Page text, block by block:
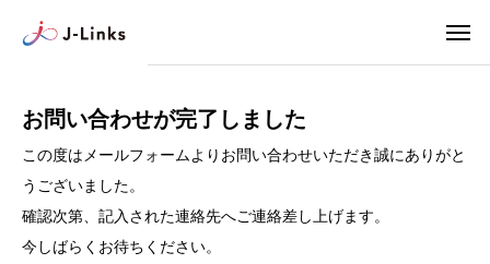
お問い合わせが完了しました
この度はメールフォームよりお問い合わせいただき誠にありがと
うございました。
確認次第、記入された連絡先へご連絡差し上げます。
今しばらくお待ちください。